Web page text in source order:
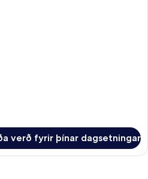
verð fyrir þínar dagsetningar